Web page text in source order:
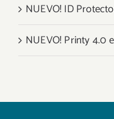
NUEVO! ID
NUEVO! Printy 4.0